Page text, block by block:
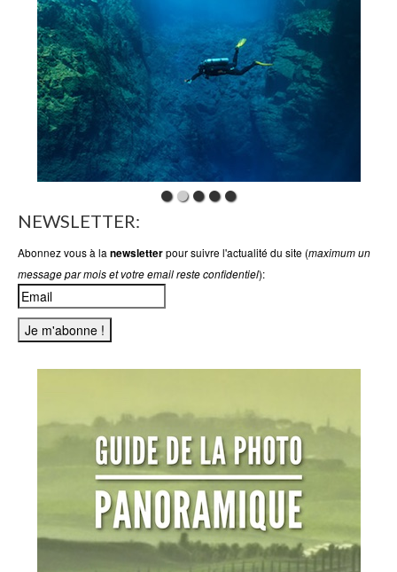
NEWSLETTER:
Abonnez vous à la newsletterpour suivre l'actualité du site (maximum un
message par mois et votre email reste confidentiel):